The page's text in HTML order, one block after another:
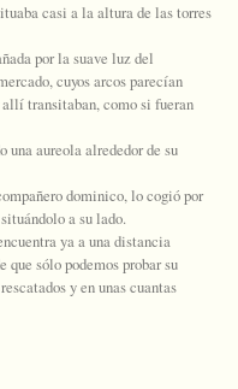
casi a la altura de las torres
por la suave luz del
cuyos arcos parecían
transitaban, como si fueran
una aureola alrededor de su
dominico, lo cogió por
a su lado.
ya a una distancia
sólo podemos probar su
y en unas cuantas